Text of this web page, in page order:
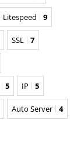
Litespeed 9
SSL 7
5 IP 5
Auto Server 4